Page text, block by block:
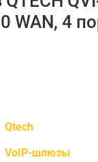
WAN, 4
Qtech
VoIP-шлюзы